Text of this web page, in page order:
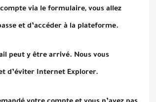
via le formulaire, vous allez
et d’accéder à la plateforme.
peut y être arrivé. Nous vous
d’éviter Internet Explorer.